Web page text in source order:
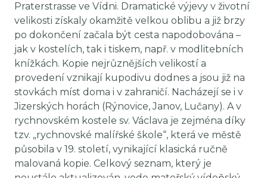
Praterstrasse ve Vídni. Dramatické výjevy v životní
velikosti získaly okamžitě velkou oblibu a již brzy
po dokončení začala být cesta napodobována –
jak v kostelích, tak i tiskem, např. v modlitebních
knížkách. Kopie nejrůznějších velikostí a
provedení vznikají kupodivu dodnes a jsou již na
stovkách míst doma i v zahraničí. Nacházejí se i v
Jizerských horách (Rýnovice, Janov, Lučany). A v
rychnovském kostele sv. Václava je zejména díky
tzv. „rychnovské malířské škole“, která ve městě
působila v 19. století, vynikající klasická ručně
malovaná kopie. Celkový seznam, který je